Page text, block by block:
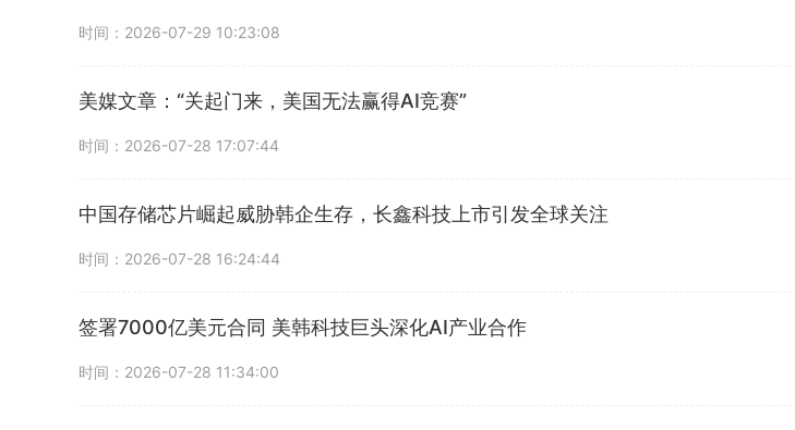
时间：2026-07-29 10:23:08
美媒文章：“关起门来，美国无法赢得AI竞赛”
时间：2026-07-28 17:07:44
中国存储芯片崛起威胁韩企生存，长鑫科技上市引发全球关注
时间：2026-07-28 16:24:44
签署7000亿美元合同 美韩科技巨头深化AI产业合作
时间：2026-07-28 11:34:00